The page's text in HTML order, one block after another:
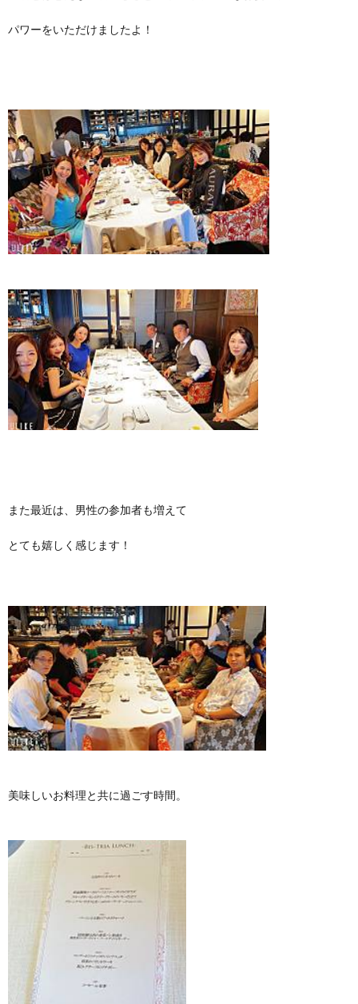
パワーをいただけましたよ！
また最近は、男性の参加者も増えて
とても嬉しく感じます！
美味しいお料理と共に過ごす時間。